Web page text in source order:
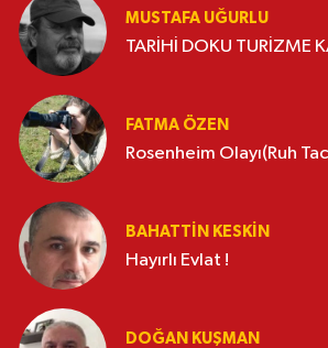
MUSTAFA UĞURLU
TARİHİ DOKU TURİZME
FATMA ÖZEN
Rosenheim Olayı(Ruh
BAHATTIN KESKİN
Hayırlı Evlat !
DOĞAN KUŞMAN